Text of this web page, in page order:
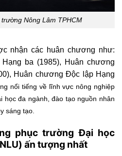
Nông Lâm TPHCM
nhận các huân chương như:
ba (1985), Huân chương
Huân chương Độc lập Hạng
nổi tiếng về lĩnh vực nông nghiệp
học đa ngành, đào tạo nguồn nhân
sáng tạo.
phục trường Đại học
ấn tượng nhất